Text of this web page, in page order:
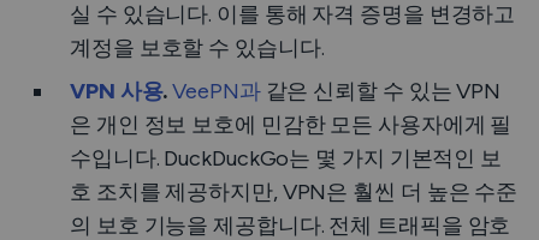
실 수 있습니다. 이를 통해 자격 증명을 변경하고
계정을 보호할 수 있습니다.
VPN 사용.VeePN과같은 신뢰할 수 있는 VPN
은 개인 정보 보호에 민감한 모든 사용자에게 필
수입니다. DuckDuckGo는 몇 가지 기본적인 보
호 조치를 제공하지만, VPN은 훨씬 더 높은 수준
의 보호 기능을 제공합니다. 전체 트래픽을 암호